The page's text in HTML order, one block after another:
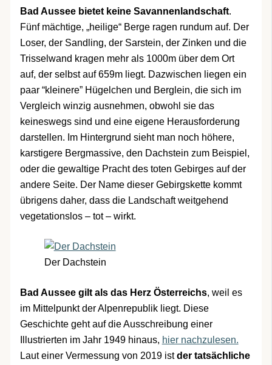
Bad Aussee bietet keine Savannenlandschaft.
Fünf mächtige, „heilige“ Berge ragen rundum auf. Der
Loser, der Sandling, der Sarstein, der Zinken und die
Trisselwand kragen mehr als 1000m über dem Ort
auf, der selbst auf 659m liegt. Dazwischen liegen ein
paar “kleinere” Hügelchen und Berglein, die sich im
Vergleich winzig ausnehmen, obwohl sie das
keineswegs sind und eine eigene Herausforderung
darstellen. Im Hintergrund sieht man noch höhere,
karstigere Bergmassive, den Dachstein zum Beispiel,
oder die gewaltige Pracht des toten Gebirges auf der
andere Seite. Der Name dieser Gebirgskette kommt
übrigens daher, dass die Landschaft weitgehend
vegetationslos – tot – wirkt.
Der Dachstein
Bad Aussee gilt als das Herz Österreichs, weil es
im Mittelpunkt der Alpenrepublik liegt. Diese
Geschichte geht auf die Ausschreibung einer
Illustrierten im Jahr 1949 hinaus, hier nachzulesen.
Laut einer Vermessung von 2019 istder tatsächliche